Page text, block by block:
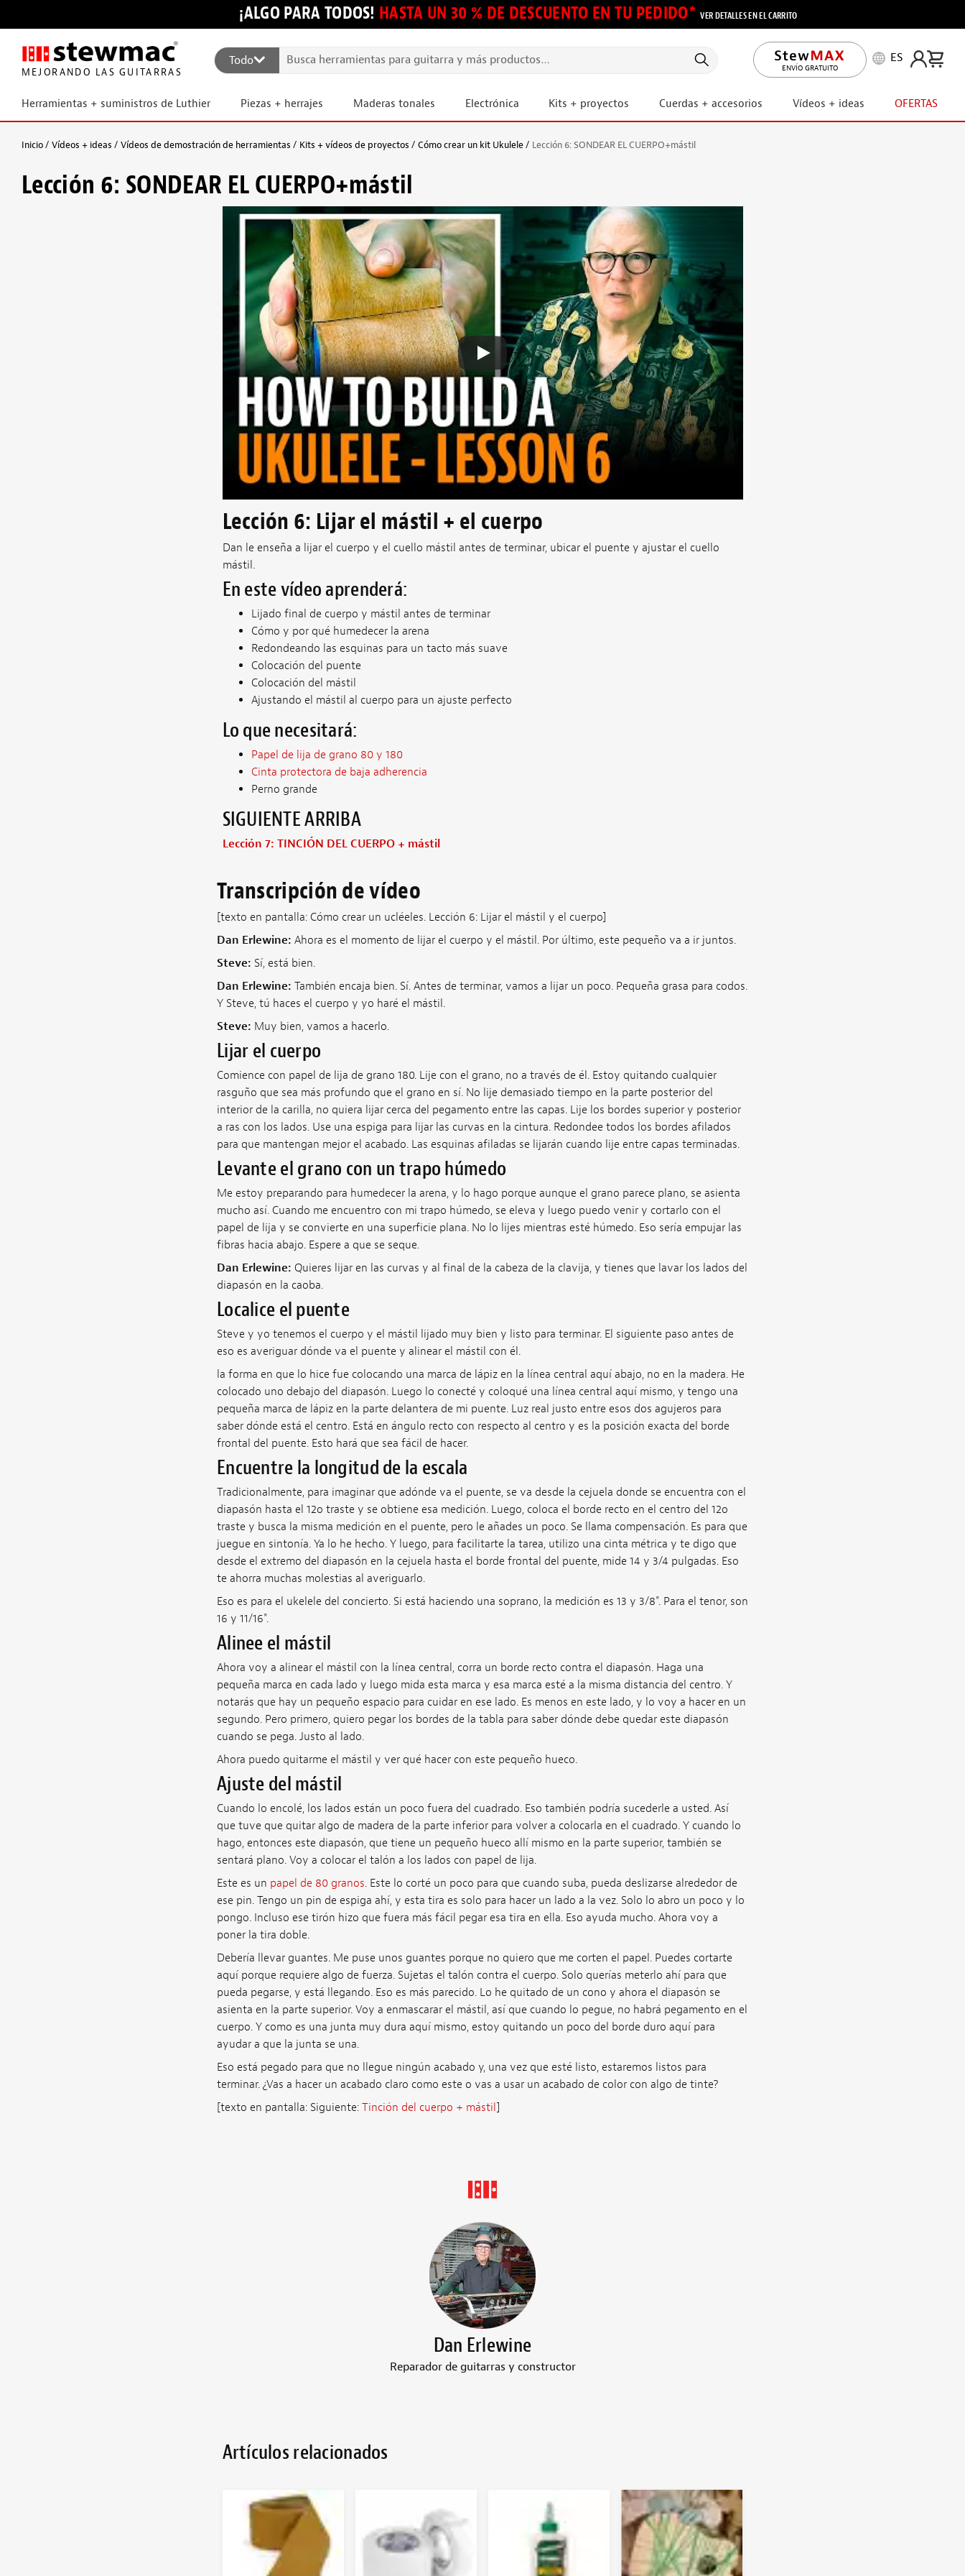
¡ALGO PARA TODOS! HASTA UN 30 % DE DESCUENTO EN TU PEDIDO*VER DETALLES EN EL CARRITO
MEJORANDO LAS GUITARRAS
Todo
ENVÍO GRATUITO
ES
Herramientas + suministros de Luthier Piezas + herrajes Maderas tonales Electrónica Kits + proyectos Cuerdas + accesorios Vídeos + ideas OFERTAS
Inicio Vídeos + ideas Vídeos de demostración de herramientas Kits + vídeos de proyectos Cómo crear un kit Ukulele Lección 6: SONDEAR EL CUERPO+mástil
Lección 6: SONDEAR EL CUERPO+mástil
Lección 6: Lijar el mástil + el cuerpo
Dan le enseña a lijar el cuerpo y el cuello mástil antes de terminar, ubicar el puente y ajustar el cuello
mástil.
En este vídeo aprenderá:
Lijado final de cuerpo y mástil antes de terminar
Cómo y por qué humedecer la arena
Redondeando las esquinas para un tacto más suave
Colocación del puente
Colocación del mástil
Ajustando el mástil al cuerpo para un ajuste perfecto
Lo que necesitará:
Papel de lija de grano 80 y 180
Cinta protectora de baja adherencia
Perno grande
SIGUIENTE ARRIBA
Lección 7: TINCIÓN DEL CUERPO + mástil
Transcripción de vídeo
[texto en pantalla: Cómo crear un ucléeles. Lección 6: Lijar el mástil y el cuerpo]
Dan Erlewine: Ahora es el momento de lijar el cuerpo y el mástil. Por último, este pequeño va a ir juntos.
Steve: Sí, está bien.
Dan Erlewine: También encaja bien. Sí. Antes de terminar, vamos a lijar un poco. Pequeña grasa para codos.
Y Steve, tú haces el cuerpo y yo haré el mástil.
Steve: Muy bien, vamos a hacerlo.
Lijar el cuerpo
Comience con papel de lija de grano 180. Lije con el grano, no a través de él. Estoy quitando cualquier
rasguño que sea más profundo que el grano en sí. No lije demasiado tiempo en la parte posterior del
interior de la carilla, no quiera lijar cerca del pegamento entre las capas. Lije los bordes superior y posterior
a ras con los lados. Use una espiga para lijar las curvas en la cintura. Redondee todos los bordes afilados
para que mantengan mejor el acabado. Las esquinas afiladas se lijarán cuando lije entre capas terminadas.
Levante el grano con un trapo húmedo
Me estoy preparando para humedecer la arena, y lo hago porque aunque el grano parece plano, se asienta
mucho así. Cuando me encuentro con mi trapo húmedo, se eleva y luego puedo venir y cortarlo con el
papel de lija y se convierte en una superficie plana. No lo lijes mientras esté húmedo. Eso sería empujar las
fibras hacia abajo. Espere a que se seque.
Dan Erlewine: Quieres lijar en las curvas y al final de la cabeza de la clavija, y tienes que lavar los lados del
diapasón en la caoba.
Localice el puente
Steve y yo tenemos el cuerpo y el mástil lijado muy bien y listo para terminar. El siguiente paso antes de
eso es averiguar dónde va el puente y alinear el mástil con él.
la forma en que lo hice fue colocando una marca de lápiz en la línea central aquí abajo, no en la madera. He
colocado uno debajo del diapasón. Luego lo conecté y coloqué una línea central aquí mismo, y tengo una
pequeña marca de lápiz en la parte delantera de mi puente. Luz real justo entre esos dos agujeros para
saber dónde está el centro. Está en ángulo recto con respecto al centro y es la posición exacta del borde
frontal del puente. Esto hará que sea fácil de hacer.
Encuentre la longitud de la escala
Tradicionalmente, para imaginar que adónde va el puente, se va desde la cejuela donde se encuentra con el
diapasón hasta el 12o traste y se obtiene esa medición. Luego, coloca el borde recto en el centro del 12o
traste y busca la misma medición en el puente, pero le añades un poco. Se llama compensación. Es para que
juegue en sintonía. Ya lo he hecho. Y luego, para facilitarte la tarea, utilizo una cinta métrica y te digo que
desde el extremo del diapasón en la cejuela hasta el borde frontal del puente, mide 14 y 3/4 pulgadas. Eso
te ahorra muchas molestias al averiguarlo.
Eso es para el ukelele del concierto. Si está haciendo una soprano, la medición es 13 y 3/8". Para el tenor, son
16 y 11/16".
Alinee el mástil
Ahora voy a alinear el mástil con la línea central, corra un borde recto contra el diapasón. Haga una
pequeña marca en cada lado y luego mida esta marca y esa marca esté a la misma distancia del centro. Y
notarás que hay un pequeño espacio para cuidar en ese lado. Es menos en este lado, y lo voy a hacer en un
segundo. Pero primero, quiero pegar los bordes de la tabla para saber dónde debe quedar este diapasón
cuando se pega. Justo al lado.
Ahora puedo quitarme el mástil y ver qué hacer con este pequeño hueco.
Ajuste del mástil
Cuando lo encolé, los lados están un poco fuera del cuadrado. Eso también podría sucederle a usted. Así
que tuve que quitar algo de madera de la parte inferior para volver a colocarla en el cuadrado. Y cuando lo
hago, entonces este diapasón, que tiene un pequeño hueco allí mismo en la parte superior, también se
sentará plano. Voy a colocar el talón a los lados con papel de lija.
Este es un papel de 80 granos. Este lo corté un poco para que cuando suba, pueda deslizarse alrededor de
ese pin. Tengo un pin de espiga ahí, y esta tira es solo para hacer un lado a la vez. Solo lo abro un poco y lo
pongo. Incluso ese tirón hizo que fuera más fácil pegar esa tira en ella. Eso ayuda mucho. Ahora voy a
poner la tira doble.
Debería llevar guantes. Me puse unos guantes porque no quiero que me corten el papel. Puedes cortarte
aquí porque requiere algo de fuerza. Sujetas el talón contra el cuerpo. Solo querías meterlo ahí para que
pueda pegarse, y está llegando. Eso es más parecido. Lo he quitado de un cono y ahora el diapasón se
asienta en la parte superior. Voy a enmascarar el mástil, así que cuando lo pegue, no habrá pegamento en el
cuerpo. Y como es una junta muy dura aquí mismo, estoy quitando un poco del borde duro aquí para
ayudar a que la junta se una.
Eso está pegado para que no llegue ningún acabado y, una vez que esté listo, estaremos listos para
terminar. ¿Vas a hacer un acabado claro como este o vas a usar un acabado de color con algo de tinte?
[texto en pantalla: Siguiente: Tinción del cuerpo + mástil]
Dan Erlewine
Reparador de guitarras y constructor
Artículos relacionados